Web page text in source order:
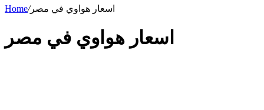
Home/اسعار هواوي في مصر
اسعار هواوي في مصر